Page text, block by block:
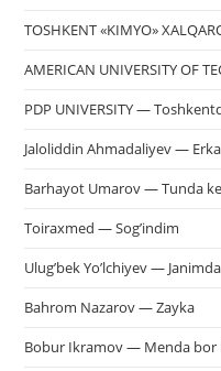
TOSHKENT «KIMYO»
AMERICAN UNIVERSITY OF
PDP UNIVERSITY —
Jaloliddin Ahmadaliyev —
Barhayot Umarov — Tunda
Toiraxmed — Sog’indim
Ulug’bek Yo’lchiyev — Janimda
Bahrom Nazarov — Zayka
Bobur Ikramov — Menda bor